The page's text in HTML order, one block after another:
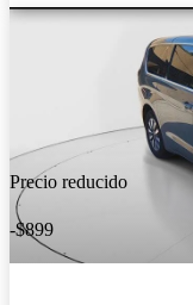
Precio reducido
-$899